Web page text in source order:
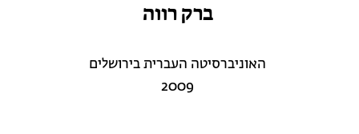
ברק רווה
האוניברסיטה העברית בירושלים
2009